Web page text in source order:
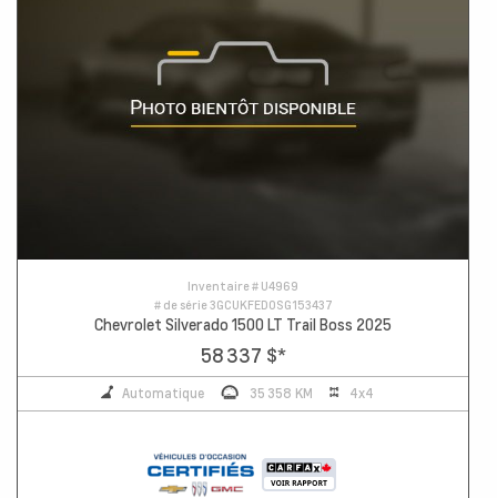
Inventaire # U4969
# de série3GCUKFED0SG153437
Chevrolet Silverado 1500 LT Trail Boss 2025
58 337 $*
Automatique 35 358 KM 4x4